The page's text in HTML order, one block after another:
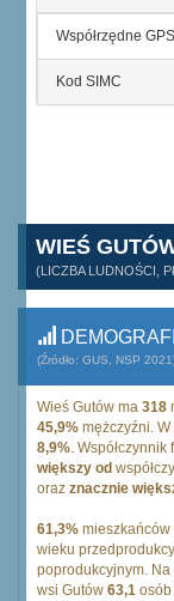
Współrzędne GPS
Kod SIMC
WIEŚ
(LICZBA LUDNOŚCI,
(Źródło: GUS, NSP
Wieś Gutów ma 318
45,9% mężczyźni.
8,9%.
większy od
oraz znacznie
61,3% mieszkańców
wieku
poprodukcyjnym.
wsi Gutów 63,1